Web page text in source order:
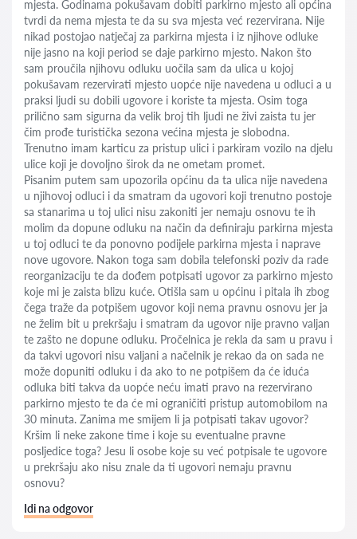
mjesta. Godinama pokušavam dobiti parkirno mjesto ali općina
tvrdi da nema mjesta te da su sva mjesta već rezervirana. Nije
nikad postojao natječaj za parkirna mjesta i iz njihove odluke
nije jasno na koji period se daje parkirno mjesto. Nakon što
sam proučila njihovu odluku uočila sam da ulica u kojoj
pokušavam rezervirati mjesto uopće nije navedena u odluci a u
praksi ljudi su dobili ugovore i koriste ta mjesta. Osim toga
prilično sam sigurna da velik broj tih ljudi ne živi zaista tu jer
čim prođe turistička sezona većina mjesta je slobodna.
Trenutno imam karticu za pristup ulici i parkiram vozilo na djelu
ulice koji je dovoljno širok da ne ometam promet.
Pisanim putem sam upozorila općinu da ta ulica nije navedena
u njihovoj odluci i da smatram da ugovori koji trenutno postoje
sa stanarima u toj ulici nisu zakoniti jer nemaju osnovu te ih
molim da dopune odluku na način da definiraju parkirna mjesta
u toj odluci te da ponovno podijele parkirna mjesta i naprave
nove ugovore. Nakon toga sam dobila telefonski poziv da rade
reorganizaciju te da dođem potpisati ugovor za parkirno mjesto
koje mi je zaista blizu kuće. Otišla sam u općinu i pitala ih zbog
čega traže da potpišem ugovor koji nema pravnu osnovu jer ja
ne želim bit u prekršaju i smatram da ugovor nije pravno valjan
te zašto ne dopune odluku. Pročelnica je rekla da sam u pravu i
da takvi ugovori nisu valjani a načelnik je rekao da on sada ne
može dopuniti odluku i da ako to ne potpišem da će iduća
odluka biti takva da uopće neću imati pravo na rezervirano
parkirno mjesto te da će mi ograničiti pristup automobilom na
30 minuta. Zanima me smijem li ja potpisati takav ugovor?
Kršim li neke zakone time i koje su eventualne pravne
posljedice toga? Jesu li osobe koje su već potpisale te ugovore
u prekršaju ako nisu znale da ti ugovori nemaju pravnu
osnovu?
Idi na odgovor